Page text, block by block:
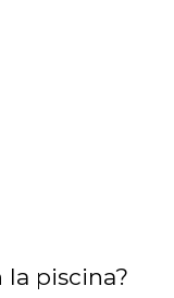
la piscina?